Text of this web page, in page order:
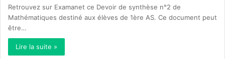
Retrouvez sur Examanet ce Devoir de synthèse n°2 de
Mathématiques destiné aux élèves de 1ère AS. Ce document peut
être…
Lire la suite »